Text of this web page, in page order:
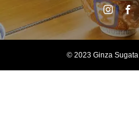
© 2023 Ginza